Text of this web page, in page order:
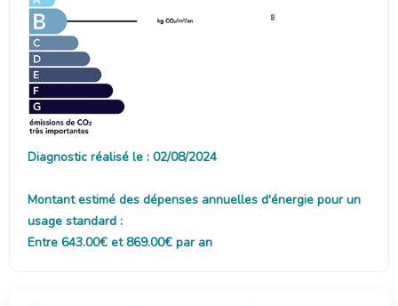
8
Diagnostic réalisé le : 02/08/2024
Montant estimé des dépenses annuelles d'énergie pour un
usage standard :
Entre 643.00€ et 869.00€ par an